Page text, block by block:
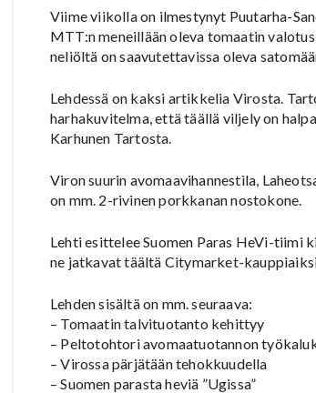
Viime viikolla on ilmestynyt Puutarha-
MTT:n meneillään oleva tomaatin
neliöltä on saavutettavissa oleva
Lehdessä on kaksi artikkelia Virosta.
harhakuvitelma, että täällä viljely on
Karhunen Tartosta.
Viron suurin avomaavihannestila,
on mm. 2-rivinen porkkanan nostokone.
Lehti esittelee Suomen Paras HeVi-tiimi
ne jatkavat täältä Citymarket-
Lehden sisältä on mm. seuraava:
– Tomaatin talvituotanto kehittyy
– Peltotohtori avomaatuotannon
– Virossa pärjätään tehokkuudella
– Suomen parasta heviä ”Ugissa”